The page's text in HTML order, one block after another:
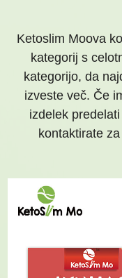
Ketoslim Moova
kategorij s
kategorijo, da
izveste več. Če
izdelek
kontaktirate